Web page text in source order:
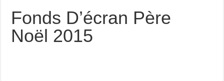
Fonds D’écran Père
Noël 2015